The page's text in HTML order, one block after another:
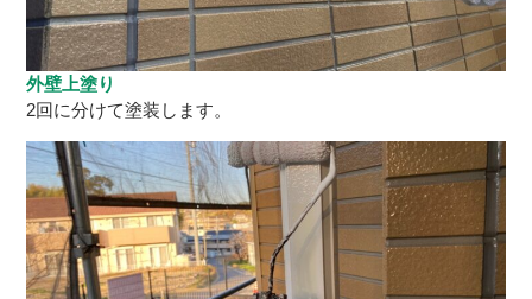
外壁上塗り
2回に分けて塗装します。